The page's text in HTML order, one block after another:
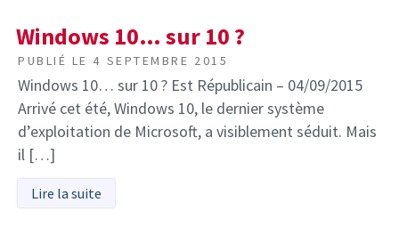
Windows 10… sur 10 ?
PUBLIÉ LE 4 SEPTEMBRE 2015
Windows 10… sur 10 ? Est Républicain – 04/09/2015
Arrivé cet été, Windows 10, le dernier système
d’exploitation de Microsoft, a visiblement séduit. Mais
il […]
Lire la suite